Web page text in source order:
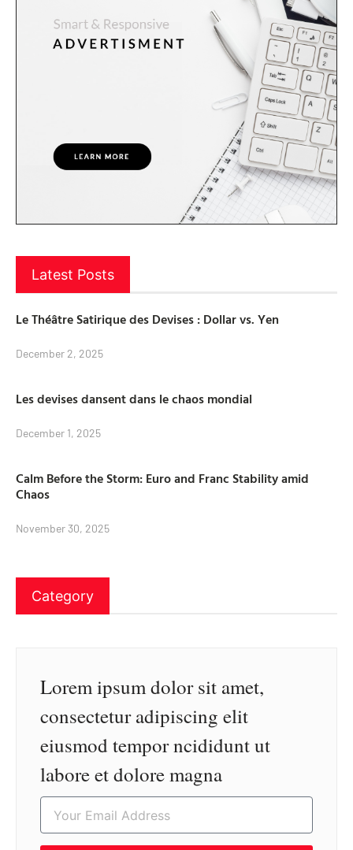
Latest Posts
Le Théâtre Satirique des Devises : Dollar vs. Yen
December 2, 2025
Les devises dansent dans le chaos mondial
December 1, 2025
Calm Before the Storm: Euro and Franc Stability amid
Chaos
November 30, 2025
Category
Lorem ipsum dolor sit amet,
consectetur adipiscing elit
eiusmod tempor ncididunt ut
labore et dolore magna